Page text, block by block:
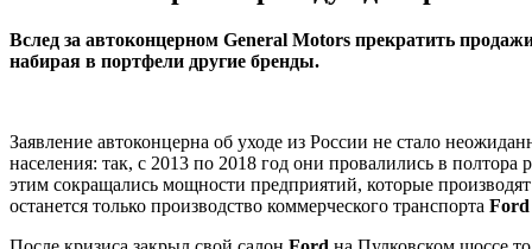
Вслед за автоконцерном General Motors прекратить
набирая в портфели другие бренды.
Заявление автоконцерна об уходе из России не стало
населения: так, с 2013 по 2018 год они провалились в
этим сокращались мощности предприятий, которые
останется только производство коммерческого транспорта